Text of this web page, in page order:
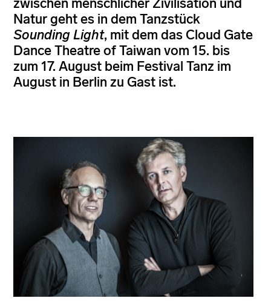
Natur geht es in dem Tanzstück
Sounding Light, mit dem das Cloud Gate
Dance Theatre of Taiwan vom 15. bis
zum 17. August beim Festival Tanz im
August in Berlin zu Gast ist.